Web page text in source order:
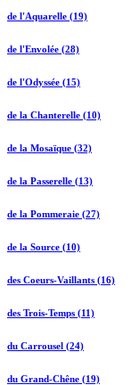
de l'Aquarelle (19)
de l'Envolée (28)
de l'Odyssée (15)
de la Chanterelle (10)
de la Mosaïque (32)
de la Passerelle (13)
de la Pommeraie (27)
de la Source (10)
des Coeurs-Vaillants (16)
des Trois-Temps (11)
du Carrousel (24)
du Grand-Chêne (19)